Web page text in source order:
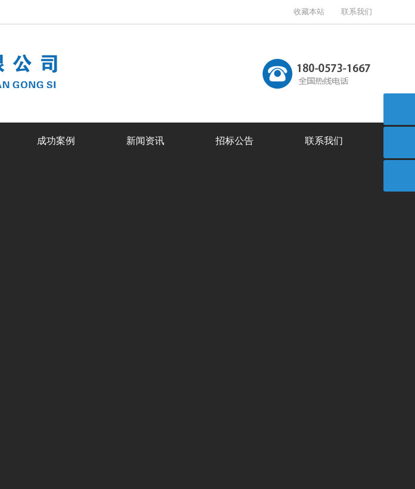
收藏本站 联系我们
成功案例 新闻资讯 招标公告 联系我们